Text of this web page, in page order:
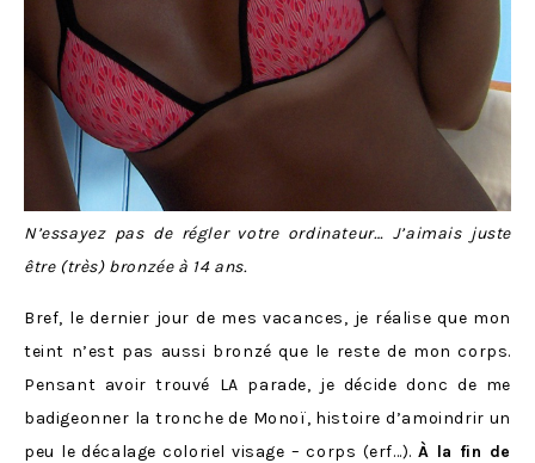
N’essayez pas de régler votre ordinateur… J’aimais juste
être (très) bronzée à 14 ans.
Bref, le dernier jour de mes vacances, je réalise que mon
teint n’est pas aussi bronzé que le reste de mon corps.
Pensant avoir trouvé LA parade, je décide donc de me
badigeonner la tronche de Monoï, histoire d’amoindrir un
peu le décalage coloriel visage – corps (erf…). À la fin de